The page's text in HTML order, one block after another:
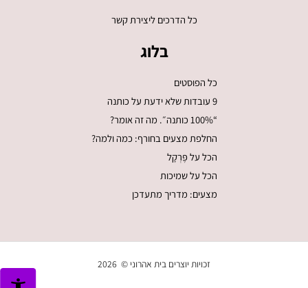
כל הדרכים ליצירת קשר
בלוג
כל הפוסטים
9 עובדות שלא ידעת על כותנה
“100% כותנה״. מה זה אומר?
החלפת מצעים בחורף: כמה ולמה?
הכל על פֶּרְקָל
הכל על שמיכות
מצעים: מדריך מתעדכן
זכויות יוצרים בית אהרוני © 2026